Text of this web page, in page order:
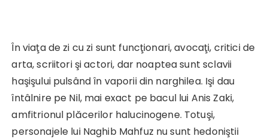
În viaţa de zi cu zi sunt funcţionari, avocaţi, critici de
arta, scriitori şi actori, dar noaptea sunt sclavii
haşişului pulsând în vaporii din narghilea. Işi dau
întâlnire pe Nil, mai exact pe bacul lui Anis Zaki,
amfitrionul plăcerilor halucinogene. Totuşi,
personajele lui Naghib Mahfuz nu sunt hedoniştii